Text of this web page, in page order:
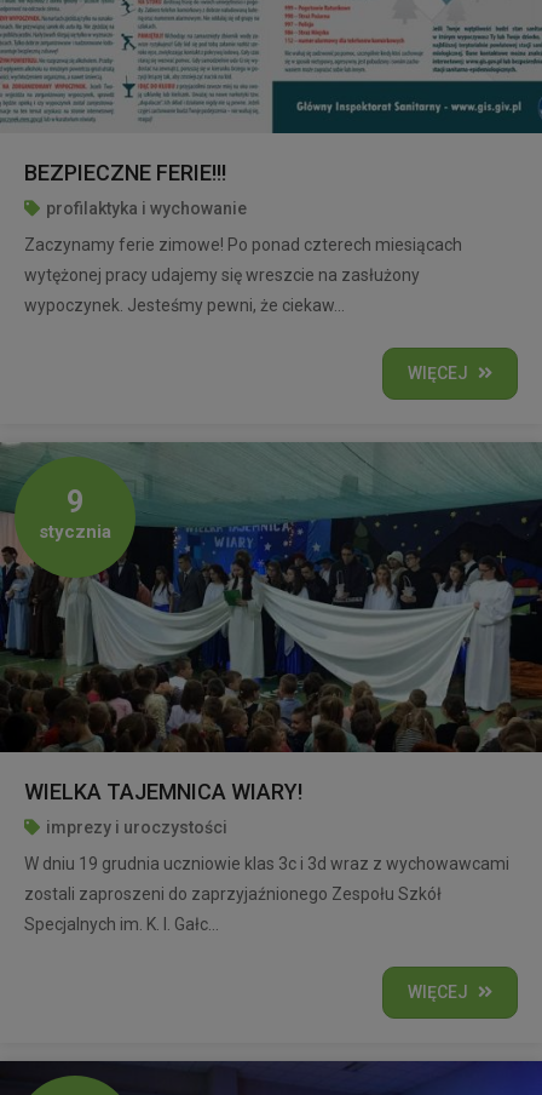
BEZPIECZNE FERIE!!!
profilaktyka i wychowanie
Zaczynamy ferie zimowe! Po ponad czterech miesiącach
wytężonej pracy udajemy się wreszcie na zasłużony
wypoczynek. Jesteśmy pewni, że ciekaw...
WIĘCEJ
9
stycznia
WIELKA TAJEMNICA WIARY!
imprezy i uroczystości
W dniu 19 grudnia uczniowie klas 3c i 3d wraz z wychowawcami
zostali zaproszeni do zaprzyjaźnionego Zespołu Szkół
Specjalnych im. K. I. Gałc...
WIĘCEJ